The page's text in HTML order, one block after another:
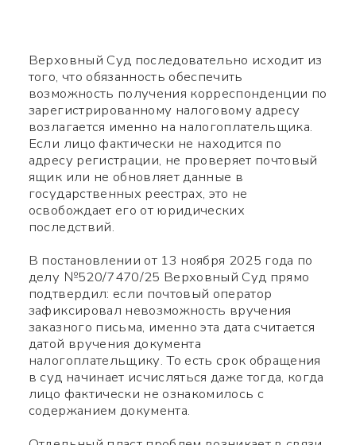
Верховный Суд последовательно исходит из
того, что обязанность обеспечить
возможность получения корреспонденции по
зарегистрированному налоговому адресу
возлагается именно на налогоплательщика.
Если лицо фактически не находится по
адресу регистрации, не проверяет почтовый
ящик или не обновляет данные в
государственных реестрах, это не
освобождает его от юридических
последствий.
В постановлении от 13 ноября 2025 года по
делу №520/7470/25 Верховный Суд прямо
подтвердил: если почтовый оператор
зафиксировал невозможность вручения
заказного письма, именно эта дата считается
датой вручения документа
налогоплательщику. То есть срок обращения
в суд начинает исчисляться даже тогда, когда
лицо фактически не ознакомилось с
содержанием документа.